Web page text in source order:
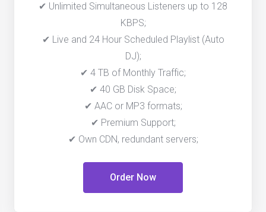
✔ Unlimited Simultaneous Listeners up to 128
KBPS;
✔ Live and 24 Hour Scheduled Playlist (Auto
DJ);
✔ 4 TB of Monthly Traffic;
✔ 40 GB Disk Space;
✔ AAC or MP3 formats;
✔ Premium Support;
✔ Own CDN, redundant servers;
Order Now